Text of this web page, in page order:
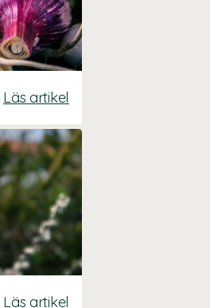
Läs artikel
Läs artikel